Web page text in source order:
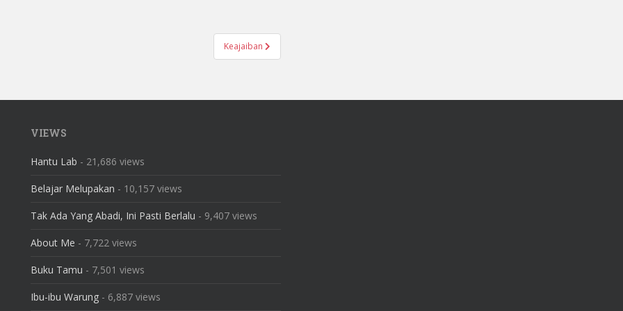
Keajaiban
VIEWS
Hantu Lab - 21,686 views
Belajar Melupakan - 10,157 views
Tak Ada Yang Abadi, Ini Pasti Berlalu - 9,407 views
About Me - 7,722 views
Buku Tamu - 7,501 views
Ibu-ibu Warung - 6,887 views